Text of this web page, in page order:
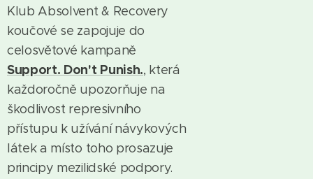
Klub Absolvent & Recovery
koučové se zapojuje do
celosvětové kampaně
Support. Don't Punish., která
každoročně upozorňuje na
škodlivost represivního
přístupu k užívání návykových
látek a místo toho prosazuje
principy mezilidské podpory.